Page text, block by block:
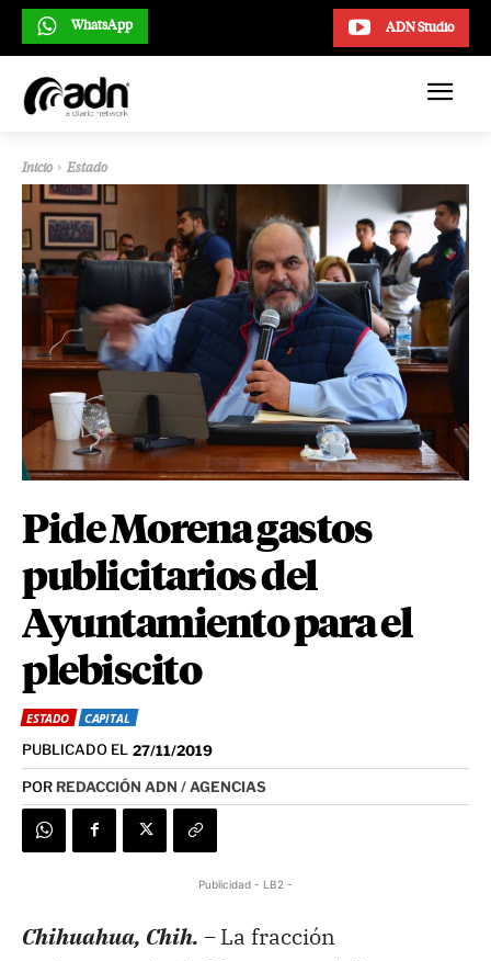
ADN Studio
WhatsApp
Inicio Estado
Pide Morena gastos
publicitarios del
Ayuntamiento para el
plebiscito
ESTADO CAPITAL
PUBLICADO EL 27/11/2019
POR REDACCIÓN ADN / AGENCIAS
Publicidad - LB2 -
Chihuahua, Chih. –La fracción